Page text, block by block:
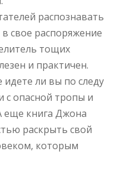
распознавать
свое распоряжение
тощих
и практичен.
ли вы по следу
с опасной тропы и
еще книга Джона
раскрыть свой
которым